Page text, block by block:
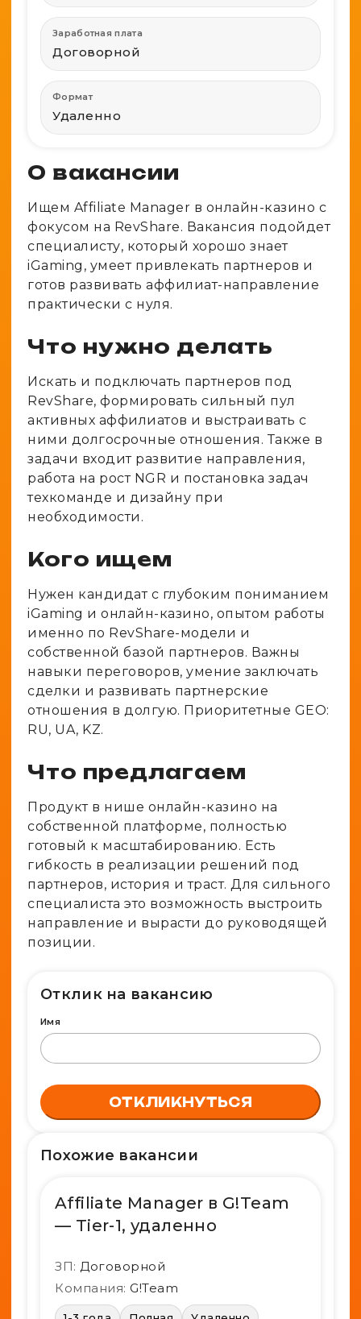
Адалт
Spy-сервисы
Вайты
Аккаунты
Проверка анонимности
Конвертер cookies
Генератор личности
Заработная плата
Договорной
Формат
Удаленно
О вакансии
Ищем Affiliate Manager в онлайн-казино с
фокусом на RevShare. Вакансия подойдет
специалисту, который хорошо знает
iGaming, умеет привлекать партнеров и
готов развивать аффилиат-направление
практически с нуля.
Что нужно делать
Искать и подключать партнеров под
RevShare, формировать сильный пул
активных аффилиатов и выстраивать с
ними долгосрочные отношения. Также в
задачи входит развитие направления,
работа на рост NGR и постановка задач
техкоманде и дизайну при
необходимости.
Кого ищем
Нужен кандидат с глубоким пониманием
iGaming и онлайн-казино, опытом работы
именно по RevShare-модели и
собственной базой партнеров. Важны
навыки переговоров, умение заключать
сделки и развивать партнерские
отношения в долгую. Приоритетные GEO:
RU, UA, KZ.
Что предлагаем
Продукт в нише онлайн-казино на
собственной платформе, полностью
готовый к масштабированию. Есть
гибкость в реализации решений под
партнеров, история и траст. Для сильного
специалиста это возможность выстроить
направление и вырасти до руководящей
позиции.
Отклик на вакансию
Имя
ОТКЛИКНУТЬСЯ
Похожие вакансии
Affiliate Manager в G!Team
— Tier-1, удаленно
ЗП: Договорной
Компания: G!Team